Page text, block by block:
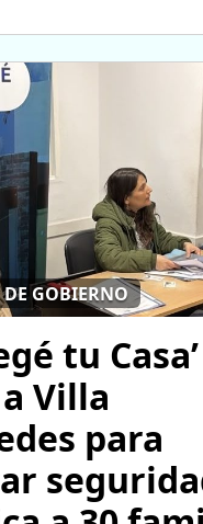
GOBIERNO
tu Casa’
Villa
para